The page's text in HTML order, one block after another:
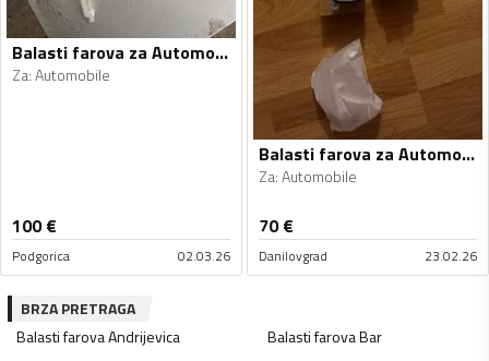
Balasti farova za Automobile - Univerzalno
Za:Automobile
100€
Podgorica 02.03.26
Balasti farova za Automobile - Univerzalno
Za:Automobile
70€
Danilovgrad 23.02.26
BRZA PRETRAGA
Balasti farovaAndrijevica Balasti farovaBar